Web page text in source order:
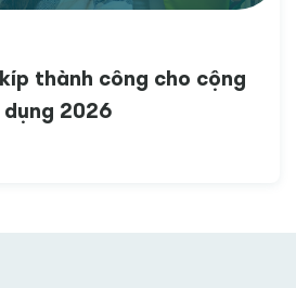
thành công cho cộng
2026